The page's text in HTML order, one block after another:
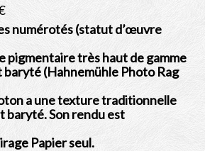
Plage
de
30,00 €
à
250,00 €
numérotés (statut d’œuvre
pigmentaire très haut de gamme
(Hahnemühle Photo Rag
a une texture traditionnelle
baryté. Son rendu est
Papier seul.